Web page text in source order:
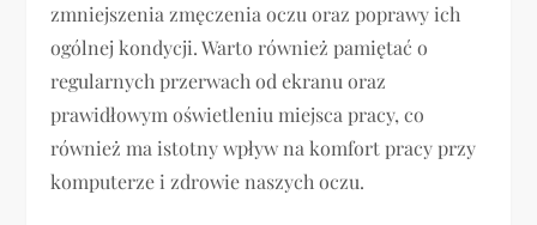
zmniejszenia zmęczenia oczu oraz poprawy ich
ogólnej kondycji. Warto również pamiętać o
regularnych przerwach od ekranu oraz
prawidłowym oświetleniu miejsca pracy, co
również ma istotny wpływ na komfort pracy przy
komputerze i zdrowie naszych oczu.